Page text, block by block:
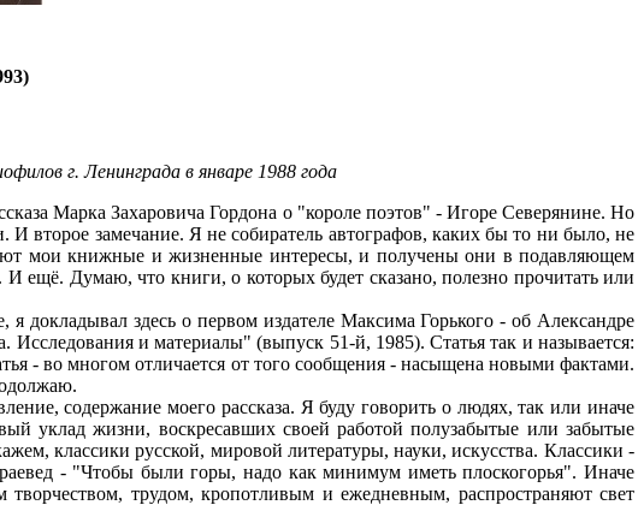
г. Ленинграда в январе 1988 года
Марка Захаровича Гордона о "короле поэтов" - Игоре Северянине. Но
И второе замечание. Я не собиратель автографов, каких бы то ни было, не
мои книжные и жизненные интересы, и получены они в подавляющем
ещё. Думаю, что книги, о которых будет сказано, полезно прочитать или
докладывал здесь о первом издателе Максима Горького - об Александре
и материалы" (выпуск 51-й, 1985). Статья так и называется:
- во многом отличается от того сообщения - насыщена новыми фактами.
содержание моего рассказа. Я буду говорить о людях, так или иначе
уклад жизни, воскресавших своей работой полузабытые или забытые
классики русской, мировой литературы, науки, искусства. Классики -
- "Чтобы были горы, надо как минимум иметь плоскогорья". Иначе
трудом, кропотливым и ежедневным, распространяют свет